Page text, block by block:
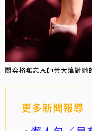
閻奕格難忘恩師黃大煒對
更多新聞報導